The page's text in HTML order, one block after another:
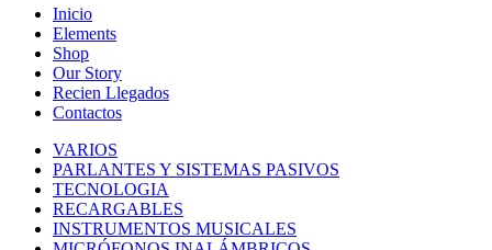
panel
panel
panel
panel
Inicio
Elements
Shop
Our Story
Recien Llegados
Contactos
VARIOS
PARLANTES Y SISTEMAS PASIVOS
TECNOLOGIA
RECARGABLES
INSTRUMENTOS MUSICALES